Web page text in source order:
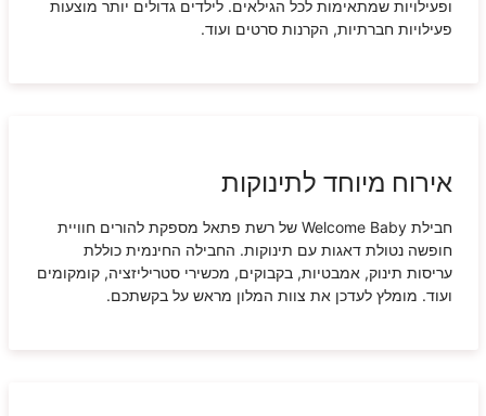
ופעילויות שמתאימות לכל הגילאים. לילדים גדולים יותר מוצעות
פעילויות חברתיות, הקרנות סרטים ועוד.
אירוח מיוחד לתינוקות
חבילת Welcome Baby של רשת פתאל מספקת להורים חוויית
חופשה נטולת דאגות עם תינוקות. החבילה החינמית כוללת
עריסות תינוק, אמבטיות, בקבוקים, מכשירי סטריליזציה, קומקומים
ועוד. מומלץ לעדכן את צוות המלון מראש על בקשתכם.